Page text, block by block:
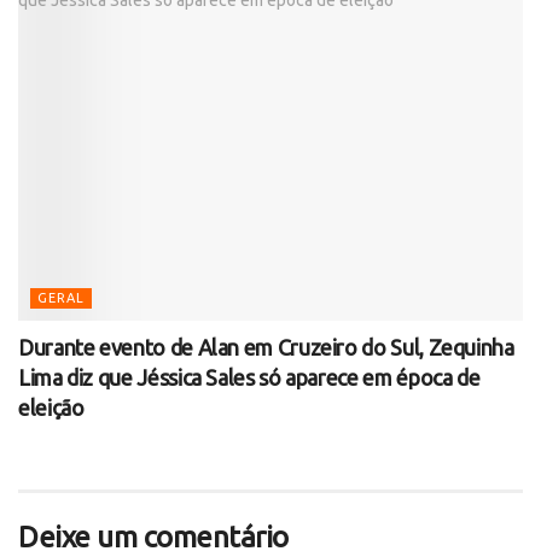
GERAL
Durante evento de Alan em Cruzeiro do Sul, Zequinha
Lima diz que Jéssica Sales só aparece em época de
eleição
Deixe um comentário